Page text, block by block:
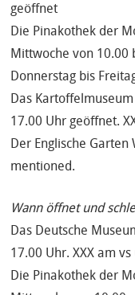
geöffnet
Die Pinakothek der
Mittwoche von 10.00
Donnerstag bis
Das
17.00 Uhr geöffnet.
Der Englische Garten
mentioned.
Wann öffnet und
Das Deutsche
17.00 Uhr. XXX am vs
Die Pinakothek der